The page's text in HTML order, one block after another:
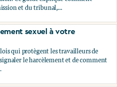
et du tribunal,...
ou non une plainte relative
sexuel à votre
qui protègent les travailleurs de
le harcèlement et de comment
sexuel à votre employeur